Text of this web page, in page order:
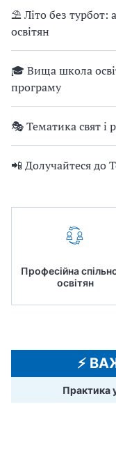
⛱ Літо без турбот:
освітян
🎓 Вища школа
програму
🎭 Тематика свят і
📲 Долучайтеся до
Професійна
освітян
⚡️
Практика